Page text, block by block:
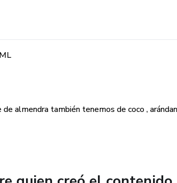
almendra también tenemos de coco ,